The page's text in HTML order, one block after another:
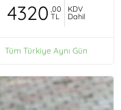
4320 ,00
TL
KDV
Dahil
Tüm Türkiye Aynı Gün